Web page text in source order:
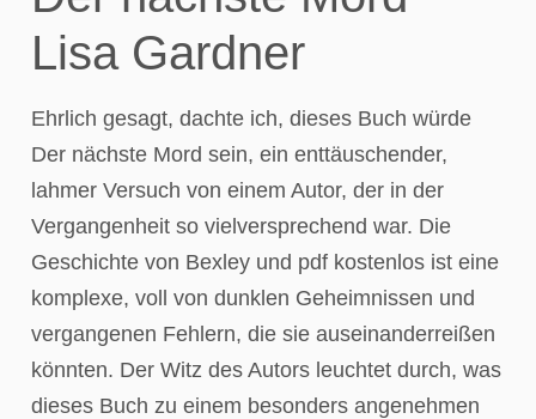
Lisa Gardner
Ehrlich gesagt, dachte ich, dieses Buch würde
Der nächste Mord sein, ein enttäuschender,
lahmer Versuch von einem Autor, der in der
Vergangenheit so vielversprechend war. Die
Geschichte von Bexley und pdf kostenlos ist eine
komplexe, voll von dunklen Geheimnissen und
vergangenen Fehlern, die sie auseinanderreißen
könnten. Der Witz des Autors leuchtet durch, was
dieses Buch zu einem besonders angenehmen